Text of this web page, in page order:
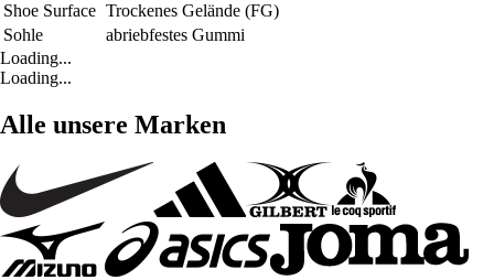
Shoe Surface Trockenes Gelände (FG)
Sohle
abriebfestes Gummi
Loading...
Loading...
Alle unsere Marken